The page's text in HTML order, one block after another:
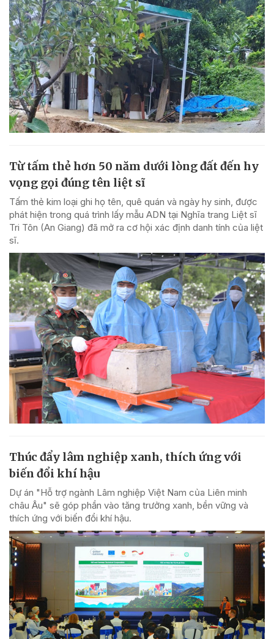
Từ tấm thẻ hơn 50 năm dưới lòng đất đến hy
vọng gọi đúng tên liệt sĩ
Tấm thẻ kim loại ghi họ tên, quê quán và ngày hy sinh, được
phát hiện trong quá trình lấy mẫu ADN tại Nghĩa trang Liệt sĩ
Tri Tôn (An Giang) đã mở ra cơ hội xác định danh tính của liệt
sĩ.
Thúc đẩy lâm nghiệp xanh, thích ứng với
biến đổi khí hậu
Dự án "Hỗ trợ ngành Lâm nghiệp Việt Nam của Liên minh
châu Âu" sẽ góp phần vào tăng trưởng xanh, bền vững và
thích ứng với biến đổi khí hậu.